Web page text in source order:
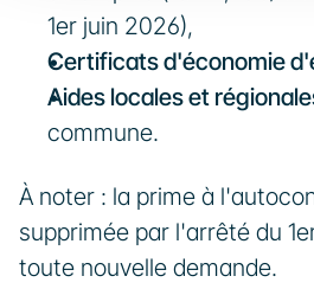
1er juin 2026),
Certificats d'économie
Aides locales et
commune.
À noter : la prime à
supprimée par l'arrêté du
toute nouvelle demande.